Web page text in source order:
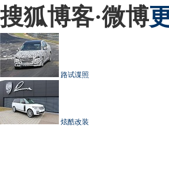
搜狐博客·微博
路试谍照
炫酷改装